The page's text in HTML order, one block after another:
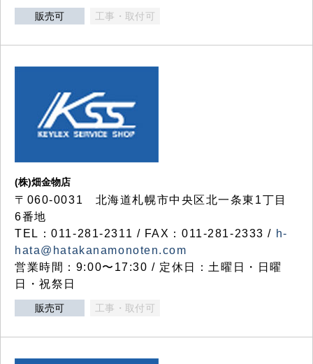
販売可 工事・取付可
(株)畑金物店
〒060-0031 北海道札幌市中央区北一条東1丁目
6番地
TEL：011-281-2311 / FAX：011-281-2333 / h-
hata@hatakanamonoten.com
営業時間：9:00〜17:30 / 定休日：土曜日・日曜
日・祝祭日
販売可 工事・取付可